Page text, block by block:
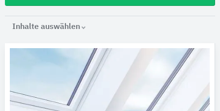
Inhalte auswählen